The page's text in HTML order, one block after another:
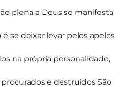
plena a Deus se manifesta
se deixar levar pelos apelos
na própria personalidade,
e destruídos São